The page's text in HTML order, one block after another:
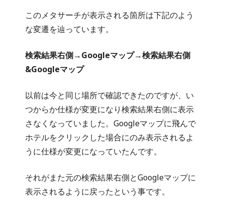
このメタサーチが表示される箇所は下記のよう
な変遷を辿っています。
検索結果右側→Googleマップ→検索結果右側
&Googleマップ
以前は今と同じ場所で確認できたのですが、い
つからか仕様が変更になり検索結果右側に表示
さなくなっていました。Googleマップに飛んで
ホテルをクリックした場合にのみ表示されるよ
うに仕様が変更になっていたんです。
それがまた元の検索結果右側とGoogleマップに
表示されるように戻ったという事です。